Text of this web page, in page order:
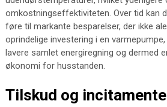
omkostningseffektiviteten. Over tid kan
føre til markante besparelser, der ikke
oprindelige investering i en
lavere samlet energiregning og dermed
økonomi for husstanden.
Tilskud og